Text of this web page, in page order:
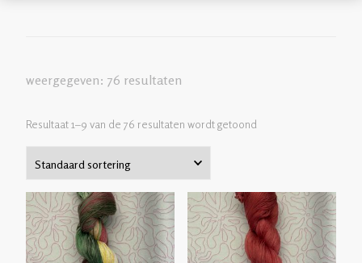
weergegeven: 76 resultaten
Resultaat 1–9 van de 76 resultaten wordt getoond